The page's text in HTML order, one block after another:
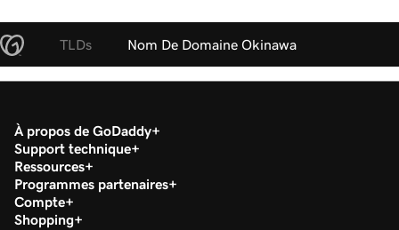
TLDs Nom De Domaine Okinawa
À propos de GoDaddy
Support technique
Ressources
Programmes partenaires
Compte
Shopping